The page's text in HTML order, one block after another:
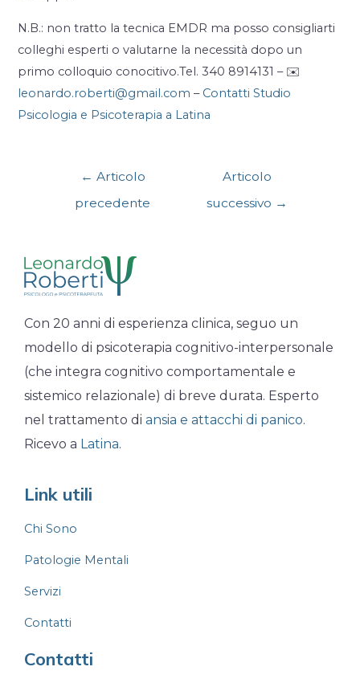
N.B.: non tratto la tecnica EMDR ma posso consigliarti
colleghi esperti o valutarne la necessità dopo un
primo colloquio conocitivo.Tel. 340 8914131 – ✉️
leonardo.roberti@gmail.com – Contatti Studio
Psicologia e Psicoterapia a Latina
← Articolo
precedente
Articolo
successivo →
Con 20 anni di esperienza clinica, seguo un
modello di psicoterapia cognitivo-interpersonale
(che integra cognitivo comportamentale e
sistemico relazionale) di breve durata. Esperto
nel trattamento di ansia e attacchi di panico.
Ricevo a Latina.
Link utili
Chi Sono
Patologie Mentali
Servizi
Contatti
Contatti